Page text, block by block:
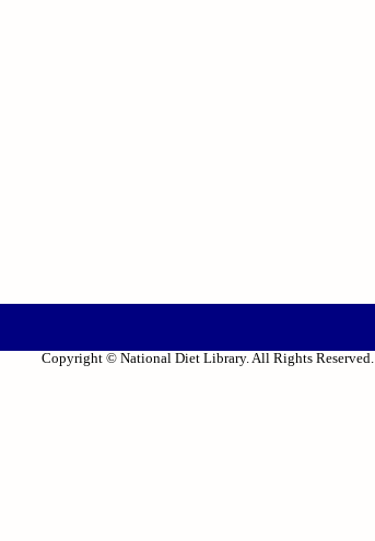
Copyright © National Diet Library. All Rights Reserved.